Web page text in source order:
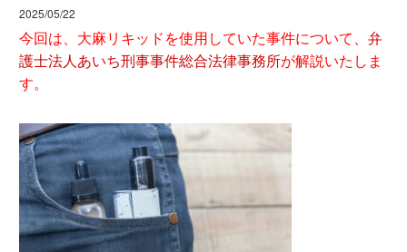
2025/05/22
今回は、大麻リキッドを使用していた事件について、弁
護士法人あいち刑事事件総合法律事務所が解説いたしま
す。